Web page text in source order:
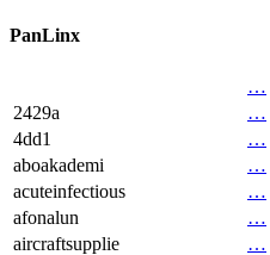
PanLinx
…
2429a
…
4dd1
…
aboakademi
…
acuteinfectious
…
afonalun
…
aircraftsupplie
…